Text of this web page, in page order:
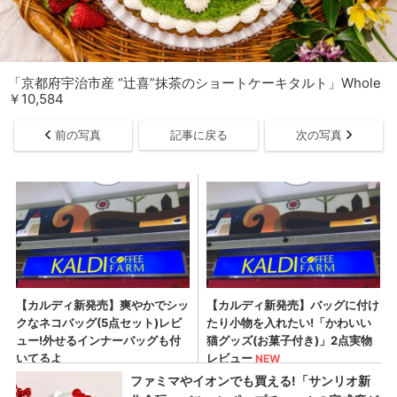
「京都府宇治市産 “辻喜”抹茶のショートケーキタルト」Whole
￥10,584
前の写真 記事に戻る 次の写真